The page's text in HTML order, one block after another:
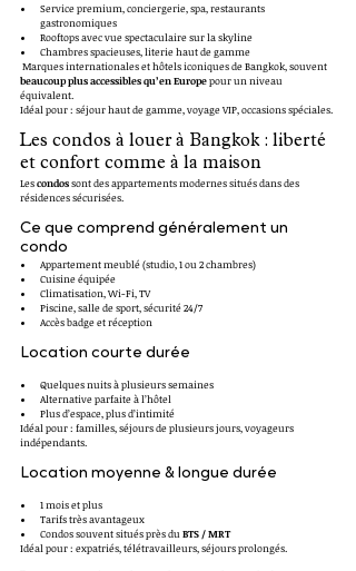
Service premium, conciergerie, spa, restaurants
gastronomiques
Rooftops avec vue spectaculaire sur la skyline
Chambres spacieuses, literie haut de gamme
Marques internationales et hôtels iconiques de Bangkok, souvent
beaucoup plus accessibles qu’en Europe pour un niveau
équivalent.
Idéal pour : séjour haut de gamme, voyage VIP, occasions spéciales.
Les condos à louer à Bangkok : liberté
et confort comme à la maison
Les condos sont des appartements modernes situés dans des
résidences sécurisées.
Ce que comprend généralement un
condo
Appartement meublé (studio, 1 ou 2 chambres)
Cuisine équipée
Climatisation, Wi-Fi, TV
Piscine, salle de sport, sécurité 24/7
Accès badge et réception
Location courte durée
Quelques nuits à plusieurs semaines
Alternative parfaite à l’hôtel
Plus d’espace, plus d’intimité
Idéal pour : familles, séjours de plusieurs jours, voyageurs
indépendants.
Location moyenne & longue durée
1 mois et plus
Tarifs très avantageux
Condos souvent situés près du BTS / MRT
Idéal pour : expatriés, télétravailleurs, séjours prolongés.